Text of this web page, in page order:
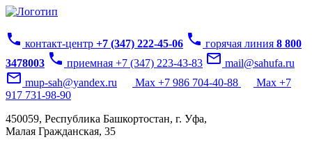
phone контакт-центр +7 (347) 222-45-06 phone горячая линия 8 800
3478003 phone приемная +7 (347) 223-43-83 mail_outline mail@sahufa.ru
mail_outline mup-sah@yandex.ru Max +7 986 704-40-88
Max +7
917 731-98-90
450059, Республика Башкортостан, г. Уфа,
Малая Гражданская, 35